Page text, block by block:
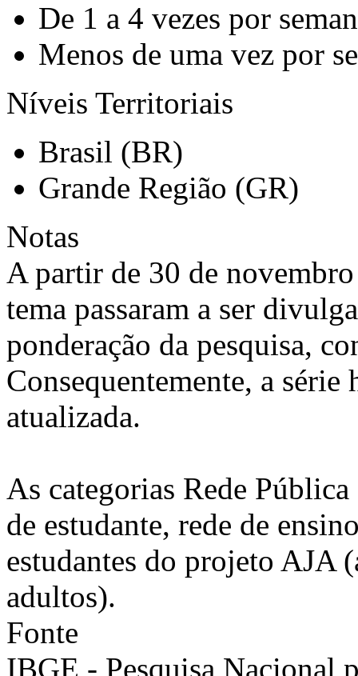
De 1 a 4 vezes por
Menos de uma vez por
Níveis Territoriais
Brasil (BR)
Grande Região (GR)
Notas
A partir de 30 de
tema passaram a ser
ponderação da pesquisa,
Consequentemente, a
atualizada.
As categorias Rede
de estudante, rede de
estudantes do projeto AJA
adultos).
Fonte
IBGE - Pesquisa Nacional